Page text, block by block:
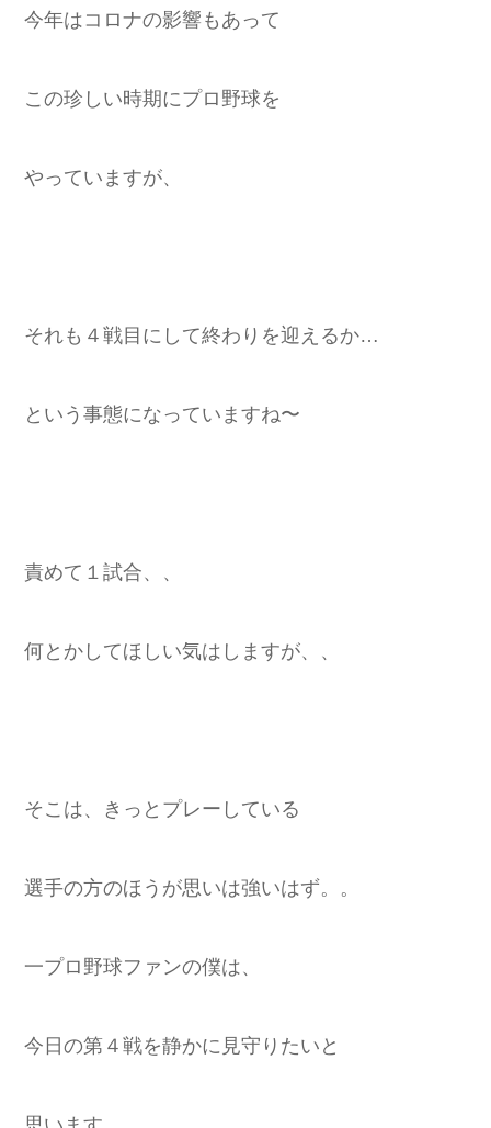
今年はコロナの影響もあって
この珍しい時期にプロ野球を
やっていますが、
それも４戦目にして終わりを迎えるか…
という事態になっていますね〜
責めて１試合、、
何とかしてほしい気はしますが、、
そこは、きっとプレーしている
選手の方のほうが思いは強いはず。。
一プロ野球ファンの僕は、
今日の第４戦を静かに見守りたいと